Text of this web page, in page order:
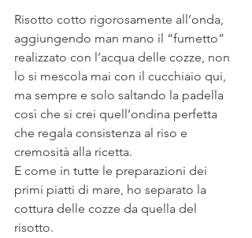
Risotto cotto rigorosamente all’onda,
aggiungendo man mano il “fumetto”
realizzato con l’acqua delle cozze, non
lo si mescola mai con il cucchiaio qui,
ma sempre e solo saltando la padella
così che si crei quell’ondina perfetta
che regala consistenza al riso e
cremosità alla ricetta.
E come in tutte le preparazioni dei
primi piatti di mare, ho separato la
cottura delle cozze da quella del
risotto.